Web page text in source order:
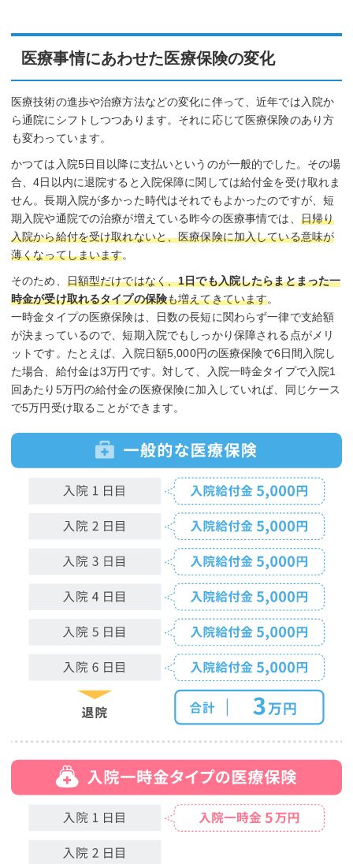
医療事情にあわせた医療保険の変化
医療技術の進歩や治療方法などの変化に伴って、近年では入院か
ら通院にシフトしつつあります。それに応じて医療保険のあり方
も変わっています。
かつては入院5日目以降に支払いというのが一般的でした。その場
合、4日以内に退院すると入院保障に関しては給付金を受け取れま
せん。長期入院が多かった時代はそれでもよかったのですが、短
期入院や通院での治療が増えている昨今の医療事情では、 日帰り
入院から給付を受け取れないと、医療保険に加入している意味が
薄くなってしまいます。
そのため、 日額型だけではなく、1日でも入院したらまとまった一
時金が受け取れるタイプの保険も増えてきています。
一時金タイプの医療保険は、日数の長短に関わらず一律で支給額
が決まっているので、短期入院でもしっかり保障される点がメリ
ットです。たとえば、入院日額5,000円の医療保険で6日間入院し
た場合、給付金は3万円です。対して、入院一時金タイプで入院1
回あたり5万円の給付金の医療保険に加入していれば、同じケース
で5万円受け取ることができます。